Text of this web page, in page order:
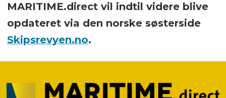
MARITIME.direct vil indtil videre blive
opdateret via den norske søsterside
Skipsrevyen.no.